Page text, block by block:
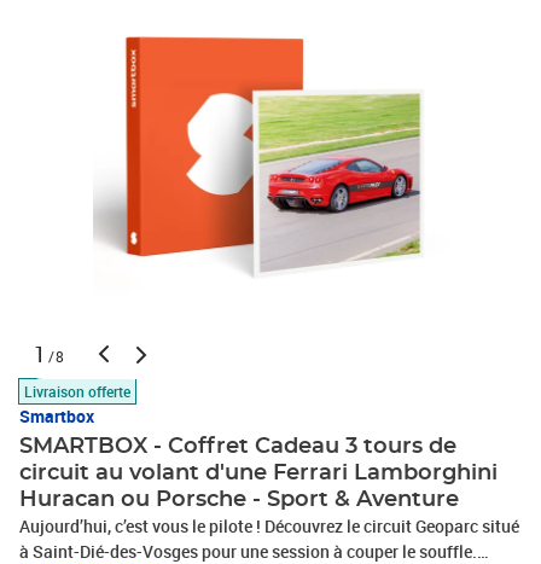
1 /8
Livraison offerte
Smartbox
SMARTBOX - Coffret Cadeau 3 tours de
circuit au volant d'une Ferrari Lamborghini
Huracan ou Porsche - Sport & Aventure
Aujourd’hui, c’est vous le pilote ! Découvrez le circuit Geoparc situé
à Saint-Dié-des-Vosges pour une session à couper le souffle.